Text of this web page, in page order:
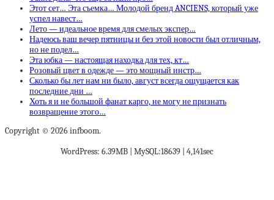
Этот сет… Эта съемка… Молодой бренд ANCIENS, который уже
успел навест…
Лето — идеальное время для смелых экспер…
Надеюсь ваш вечер пятницы и без этой новости был отличным,
но не подел…
Эта юбка — настоящая находка для тех, кт…
Розовый цвет в одежде — это мощный инстр…
Сколько бы лет нам ни было, август всегда ощущается как
последние дни …
Хоть я и не большой фанат карго, не могу не признать
возвращение этого…
Copyright © 2026 infboom.
WordPress: 6.39MB | MySQL:18639 | 4,141sec